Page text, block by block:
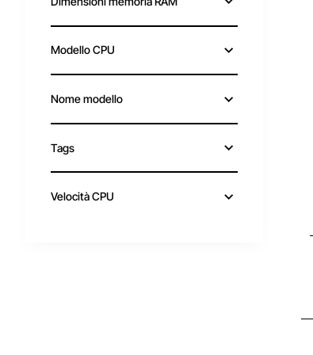
Modello CPU
Nome modello
Tags
Velocità CPU